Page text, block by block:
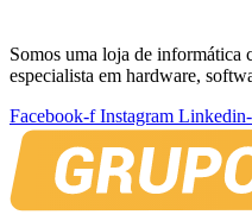
Somos uma loja de informática
especialista em hardware,
Facebook-f Instagram